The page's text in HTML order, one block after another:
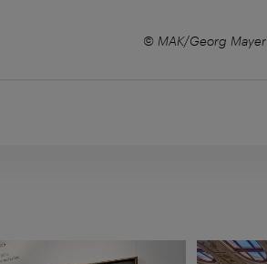
© MAK/Georg Mayer